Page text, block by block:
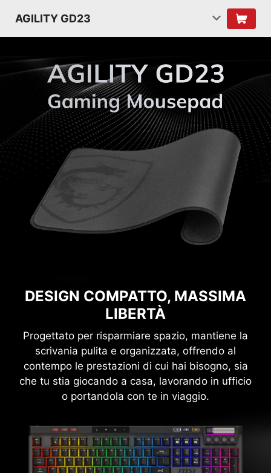
AGILITY GD23
DESIGN COMPATTO, MASSIMA
LIBERTÀ
Progettato per risparmiare spazio, mantiene la
scrivania pulita e organizzata, offrendo al
contempo le prestazioni di cui hai bisogno, sia
che tu stia giocando a casa, lavorando in ufficio
o portandola con te in viaggio.